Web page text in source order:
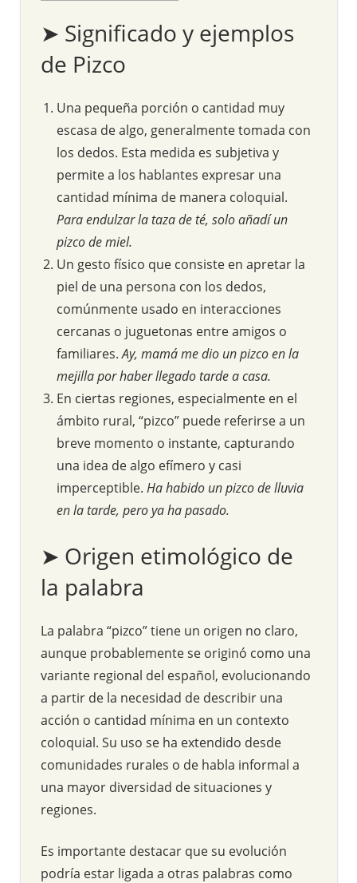
➤ Significado y ejemplos
de Pizco
Una pequeña porción o cantidad muy
escasa de algo, generalmente tomada con
los dedos. Esta medida es subjetiva y
permite a los hablantes expresar una
cantidad mínima de manera coloquial.
Para endulzar la taza de té, solo añadí un
pizco de miel.
Un gesto físico que consiste en apretar la
piel de una persona con los dedos,
comúnmente usado en interacciones
cercanas o juguetonas entre amigos o
familiares.Ay, mamá me dio un pizco en la
mejilla por haber llegado tarde a casa.
En ciertas regiones, especialmente en el
ámbito rural, “pizco” puede referirse a un
breve momento o instante, capturando
una idea de algo efímero y casi
imperceptible. Ha habido un pizco de lluvia
en la tarde, pero ya ha pasado.
➤ Origen etimológico de
la palabra
La palabra “pizco” tiene un origen no claro,
aunque probablemente se originó como una
variante regional del español, evolucionando
a partir de la necesidad de describir una
acción o cantidad mínima en un contexto
coloquial. Su uso se ha extendido desde
comunidades rurales o de habla informal a
una mayor diversidad de situaciones y
regiones.
Es importante destacar que su evolución
podría estar ligada a otras palabras como